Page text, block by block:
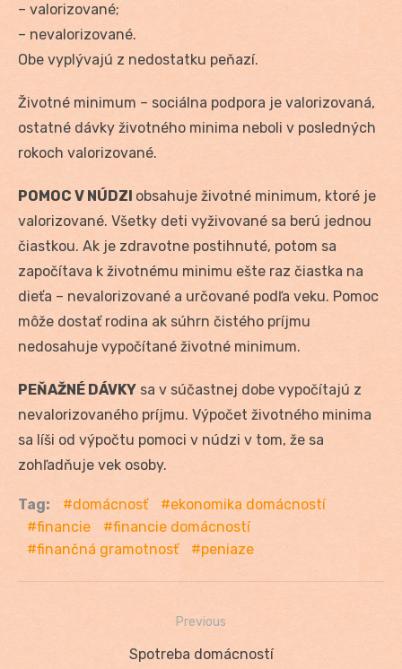
– valorizované;
– nevalorizované.
Obe vyplývajú z nedostatku peňazí.
Životné minimum – sociálna podpora je valorizovaná,
ostatné dávky životného minima neboli v posledných
rokoch valorizované.
POMOC V NÚDZI obsahuje životné minimum, ktoré je
valorizované. Všetky deti vyživované sa berú jednou
čiastkou. Ak je zdravotne postihnuté, potom sa
započítava k životnému minimu ešte raz čiastka na
dieťa – nevalorizované a určované podľa veku. Pomoc
môže dostať rodina ak súhrn čistého príjmu
nedosahuje vypočítané životné minimum.
PEŇAŽNÉ DÁVKY sa v súčastnej dobe vypočítajú z
nevalorizovaného príjmu. Výpočet životného minima
sa líši od výpočtu pomoci v núdzi v tom, že sa
zohľadňuje vek osoby.
Tag: domácnosť
ekonomika domácností
financie
financie domácností
finančná gramotnosť
peniaze
Navigácia
Previous
Previous
Spotreba domácností